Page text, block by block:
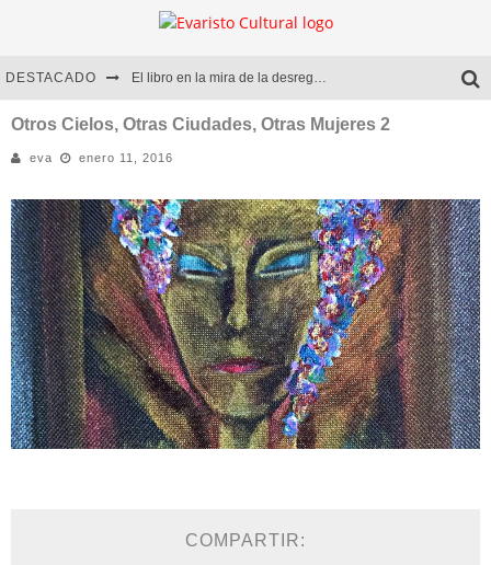
DESTACADO El libro en la mira de la desregulación
Marcelo Rubio | El llovedor
Diego Meret | Hotel Acapulco
Alejandra Correa | La nieve
Otros Cielos, Otras Ciudades, Otras Mujeres 2
eva enero 11, 2016
COMPARTIR: